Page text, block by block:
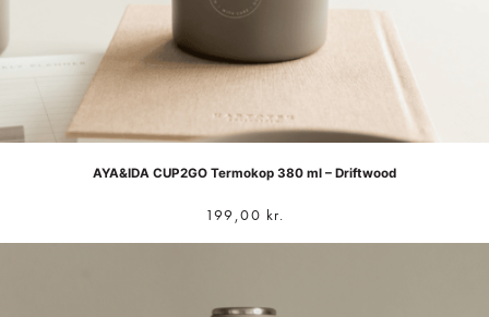
AYA&IDA CUP2GO Termokop 380 ml – Driftwood
199,00 kr.